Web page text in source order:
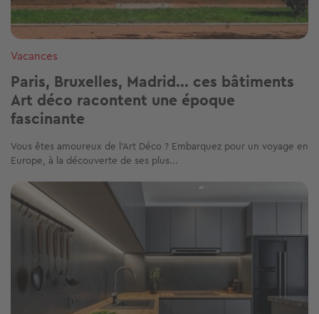
Vacances
Paris, Bruxelles, Madrid... ces bâtiments
Art déco racontent une époque
fascinante
Vous êtes amoureux de l’Art Déco ? Embarquez pour un voyage en
Europe, à la découverte de ses plus...
Image